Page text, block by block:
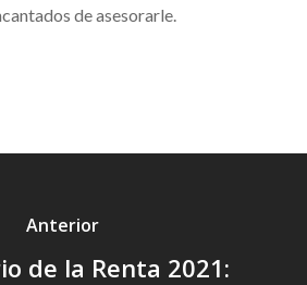
de asesorarle.
Anterior
de la Renta 2021: